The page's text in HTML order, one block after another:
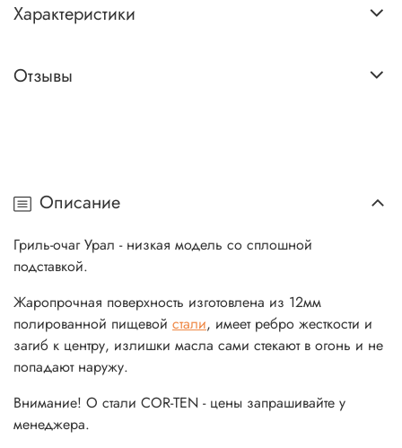
Характеристики
Отзывы
Описание
Гриль-очаг Урал - низкая модель со сплошной
подставкой.
Жаропрочная поверхность изготовлена из 12мм
полированной пищевой стали, имеет ребро жесткости и
загиб к центру, излишки масла сами стекают в огонь и не
попадают наружу.
Внимание! О стали COR-TEN - цены запрашивайте у
менеджера.